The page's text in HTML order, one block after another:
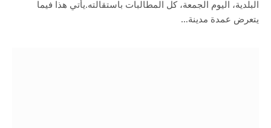
البلدية، اليوم الجمعة، كل المطالبات باستقالته.يأتي هذا فيما
يتعرض عمدة مدينة…